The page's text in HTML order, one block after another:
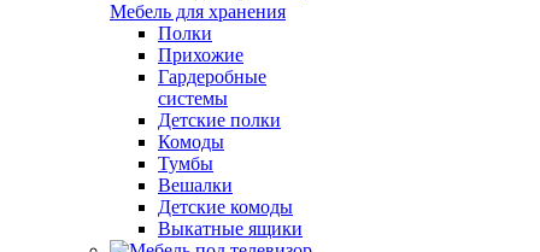
Мебель для хранения
Полки
Прихожие
Гардеробные
системы
Детские полки
Комоды
Тумбы
Вешалки
Детские комоды
Выкатные ящики